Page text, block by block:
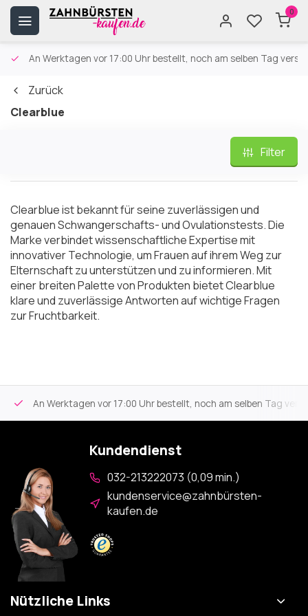
0
An Werktagen vor 17:00 Uhr bestellt, noch am selben Tag
Zurück
Clearblue
Filter
Clearblue ist bekannt für seine zuverlässigen und
genauen Schwangerschafts- und Ovulationstests. Die
Marke verbindet wissenschaftliche Expertise mit
innovativer Technologie, um Frauen auf ihrem Weg zur
Elternschaft zu unterstützen und zu informieren. Mit
einer breiten Palette von Produkten bietet Clearblue
klare und zuverlässige Antworten auf wichtige Fragen
zur Fruchtbarkeit.
An Werktagen vor 17:00 Uhr bestellt, noch am selben Tag
Kundendienst
032-213222073 (0,09 min.)
kundenservice@zahnbürsten-
kaufen.de
Nützliche Links